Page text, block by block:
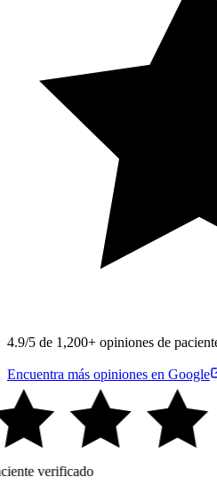
4.9/5 de 1,200+ opiniones de
Encuentra más opiniones en Google
verificado